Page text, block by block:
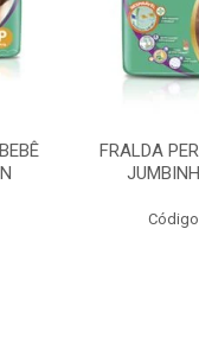
FRALDA